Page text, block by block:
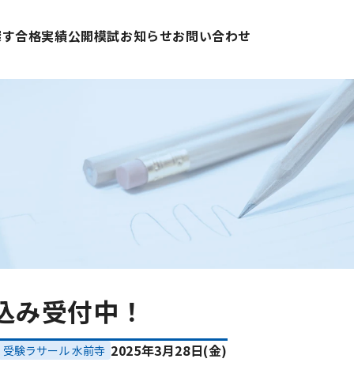
合格実績公開模試お知らせお問い合わせ
受付中！
受験ラサール 水前寺 2025年3月28日(金)